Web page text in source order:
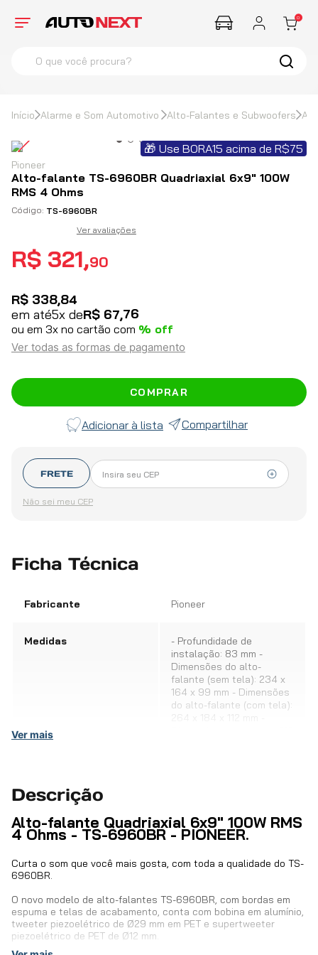
0
º
3
4º Hella
Alarme e Som Automotivo Alto-Falantes e Subwoofers
🎁 Use BORA15 acima de R$75
Pioneer
Alto-falante TS-6960BR Quadriaxial 6x9" 100W
RMS 4 Ohms
TS-6960BR
Ver avaliações
R$ 321,90
R$ 338,84
em até5x deR$ 67,76
ou em 3x no cartão com % off
Ver todas as formas de pagamento
COMPRAR
Compartilhar
FRETE
Não sei meu CEP
Ficha Técnica
Fabricante Pioneer
Medidas
- Profundidade de
instalação: 83 mm -
Dimensões do alto-
falante (sem tela): 234 x
164 x 99 mm - Dimensões
do alto-falante (com tela):
Recursos
- Woofer com cone de
IMPP (polipropileno
moldado por injeção) -
espuma - Bobina em
cone de filme de Ø50 mm
- Tweeter piezoelétrico de
Ø29 mm em PET -
Supertweeter
Ver mais
Descrição
Alto-falante Quadriaxial 6x9" 100W RMS
4 Ohms - TS-6960BR - PIONEER.
Curta o som que você mais gosta, com toda a qualidade do TS-
6960BR.
O novo modelo de alto-falantes TS-6960BR, com bordas em
espuma e telas de acabamento, conta com bobina em alumínio,
tweeter piezoelétrico de Ø29 mm em PET e supertweeter
piezoelétrico de PET de Ø12 mm.